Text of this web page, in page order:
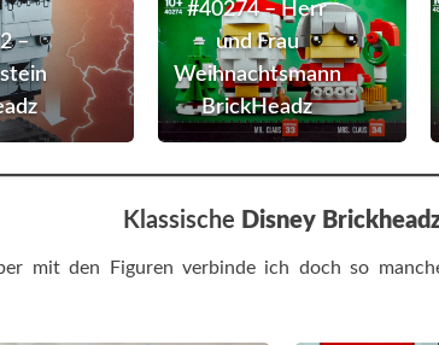
Frankenstein
Brickheadz
–
Herr
und
Frau
Weihnachtsmann
#40274 – Herr
und Frau
Weihnachtsmann
BrickHeadz
Klassische Disney
mit den Figuren verbinde ich doch so